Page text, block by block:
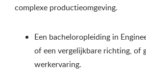
complexe productieomgeving.
Een bacheloropleiding in
of een vergelijkbare richting, of
werkervaring.